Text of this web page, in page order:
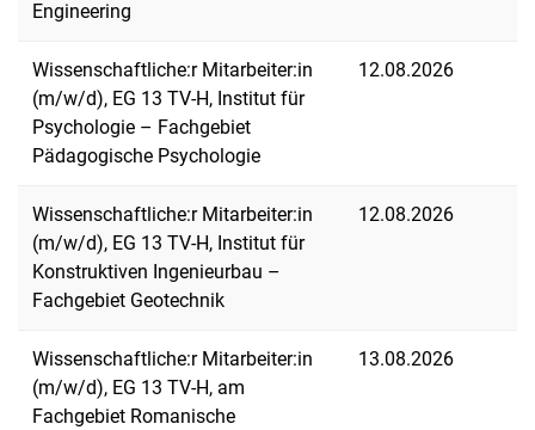
Engineering
Wissenschaftliche:r Mitarbeiter:in
(m/w/d), EG 13 TV-H, Institut für
Psychologie – Fachgebiet
Pädagogische Psychologie
12.08.2026
Wissenschaftliche:r Mitarbeiter:in
(m/w/d), EG 13 TV-H, Institut für
Konstruktiven Ingenieurbau –
Fachgebiet Geotechnik
12.08.2026
Wissenschaftliche:r Mitarbeiter:in
(m/w/d), EG 13 TV-H, am
Fachgebiet Romanische
13.08.2026